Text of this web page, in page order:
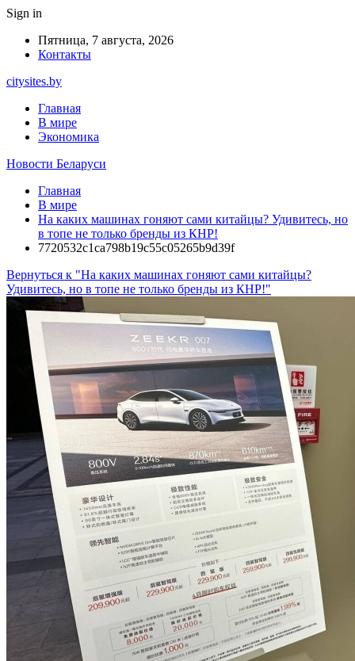
Sign in
Пятница, 7 августа, 2026
Контакты
citysites.by
Главная
В мире
Экономика
Новости Беларуси
Главная
В мире
На каких машинах гоняют сами китайцы? Удивитесь, но
в топе не только бренды из КНР!
7720532c1ca798b19c55c05265b9d39f
Вернуться к "На каких машинах гоняют сами китайцы?
Удивитесь, но в топе не только бренды из КНР!"